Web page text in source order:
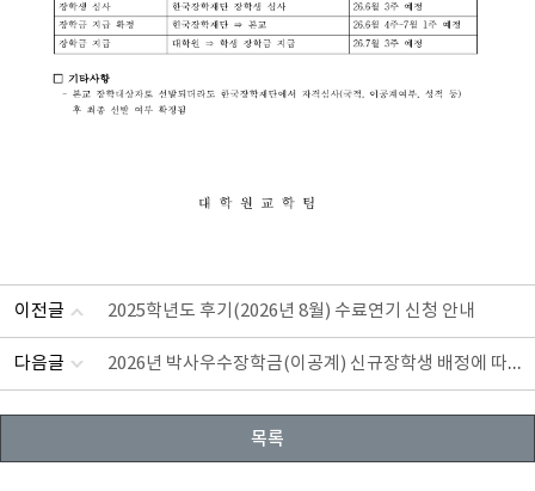
이전글 2025학년도 후기(2026년 8월) 수료연기 신청 안내
다음글 2026년 박사우수장학금(이공계) 신규장학생 배정에 따른 장학생 선발 안내
목록